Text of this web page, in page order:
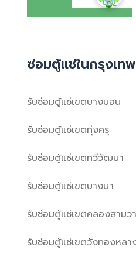
ซ่อมตู้แช่ในกรุงเท
รับซ่อมตู้แช่เขตบางบอน
รับซ่อมตู้แช่เขตทุ่งครุ
รับซ่อมตู้แช่เขตทวีวัฒนา
รับซ่อมตู้แช่เขตบางนา
รับซ่อมตู้แช่เขตคลองสามวา
รับซ่อมตู้แช่เขตวังทองหลา